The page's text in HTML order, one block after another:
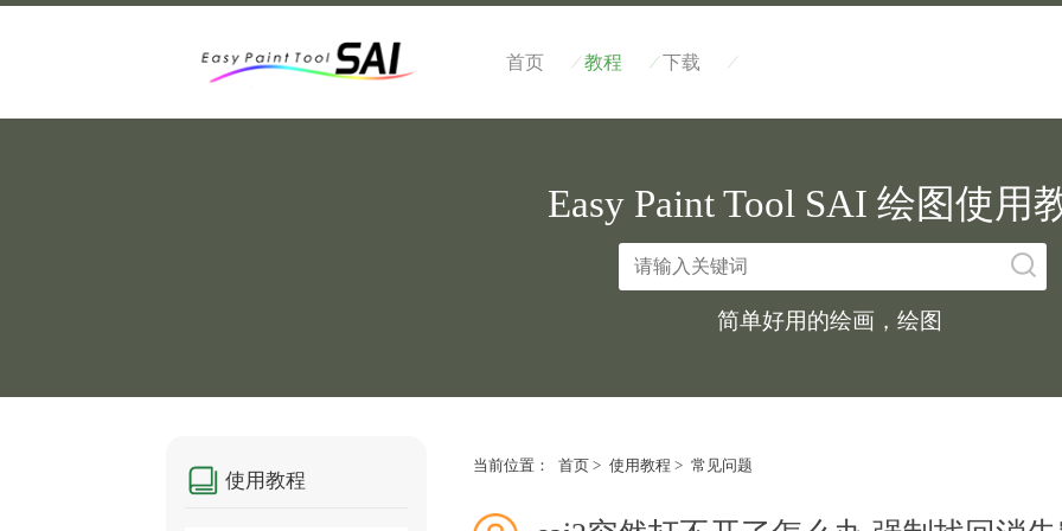
首页 /教程 /下载 /
Easy Paint Tool SAI 绘图使用
简单好用的绘画，绘图
使用教程
当前位置： 首页> 使用教程 > 常见问题